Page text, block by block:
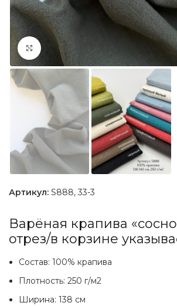
Увеличить
Артикул: S888, 33-3
Варёная крапива
отрез/в корзине
Состав: 100% крапива
Плотность: 250 г/м2
Ширина: 138 см